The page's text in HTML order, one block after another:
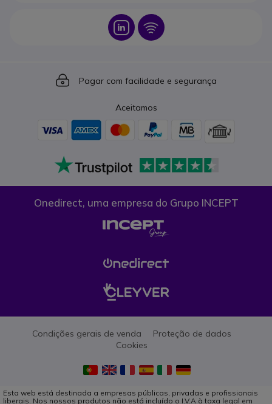
Icon Icon
Icon
Pagar com facilidade e segurança
Aceitamos
Onedirect, uma empresa do Grupo INCEPT
Condições gerais de venda
Proteção de dados
Cookies
Esta web está destinada a empresas públicas, privadas e profissionais
liberais. Nos nossos produtos não está incluído o I.V.A à taxa legal em